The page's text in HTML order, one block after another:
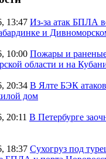
13:47 Из-за атак БПЛА
и
10:00 Пожары и
области и на
20:34 В Ялте БЭК
дом
20:11 В Петербурге
18:37 Сухогруз под